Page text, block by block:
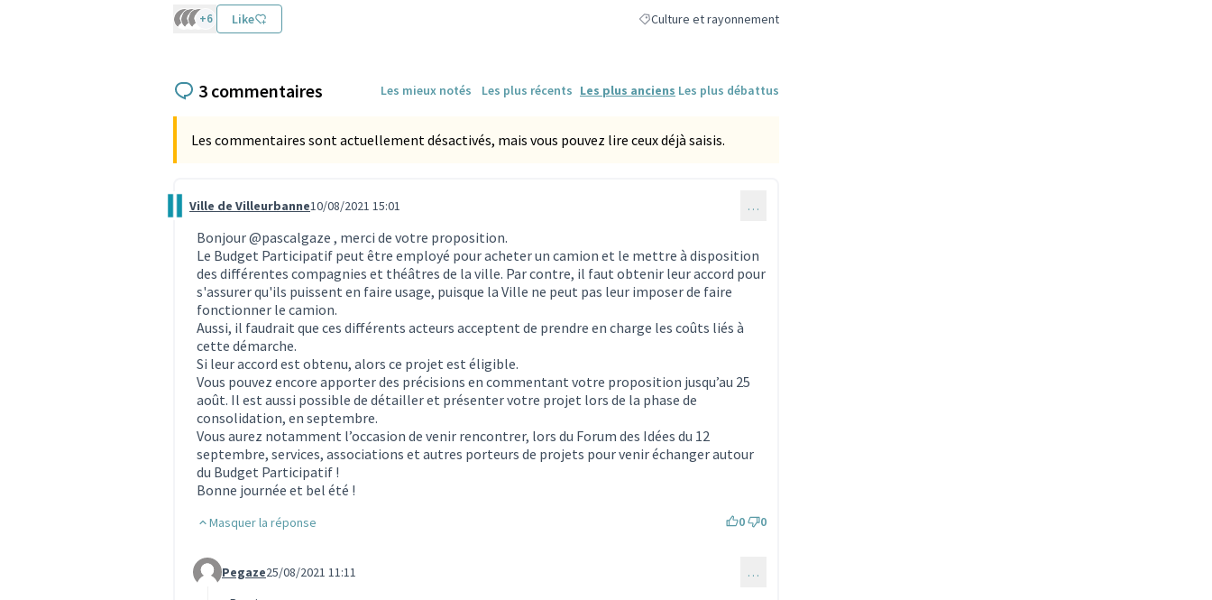
+6 Like Filtrer les résultats de la catégorie : Culture et rayonnement
Culture et rayonnement
3 commentaires Les mieux notés Les plus récents Les plus anciens Les plus débattus
Les commentaires sont actuellement désactivés, mais vous pouvez lire ceux déjà saisis.
Commentaire 896
Ville de Villeurbanne10/08/2021 15:01 …
Bonjour@pascalgaze , merci de votre proposition.
Le Budget Participatif peut être employé pour acheter un camion et le mettre à disposition
des différentes compagnies et théâtres de la ville. Par contre, il faut obtenir leur accord pour
s'assurer qu'ils puissent en faire usage, puisque la Ville ne peut pas leur imposer de faire
fonctionner le camion.
Aussi, il faudrait que ces différents acteurs acceptent de prendre en charge les coûts liés à
cette démarche.
Si leur accord est obtenu, alors ce projet est éligible.
Vous pouvez encore apporter des précisions en commentant votre proposition jusqu’au 25
août. Il est aussi possible de détailler et présenter votre projet lors de la phase de
consolidation, en septembre.
Vous aurez notamment l’occasion de venir rencontrer, lors du Forum des Idées du 12
septembre, services, associations et autres porteurs de projets pour venir échanger autour
du Budget Participatif !
Bonne journée et bel été !
Masquer la réponse 0 0
Commentaire 1053 (réponse au commentaire 896)
Pegaze25/08/2021 11:11 …